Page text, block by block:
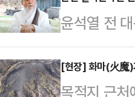
냐"라고 반
고, 과태료
에 선거사무
윤석열 전
다.출마선
윤석열 전
이 윤 전 대
나"라고 말
[현장] 화마(火魔)
목적지 근